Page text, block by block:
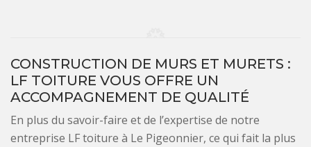
CONSTRUCTION DE MURS ET MURETS :
LF TOITURE VOUS OFFRE UN
ACCOMPAGNEMENT DE QUALITÉ
En plus du savoir-faire et de l’expertise de notre
entreprise LF toiture à Le Pigeonnier, ce qui fait la plus